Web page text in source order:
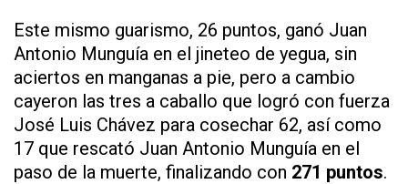
Este mismo guarismo, 26 puntos, ganó Juan
Antonio Munguía en el jineteo de yegua, sin
aciertos en manganas a pie, pero a cambio
cayeron las tres a caballo que logró con fuerza
José Luis Chávez para cosechar 62, así como
17 que rescató Juan Antonio Munguía en el
paso de la muerte, finalizando con 271 puntos.